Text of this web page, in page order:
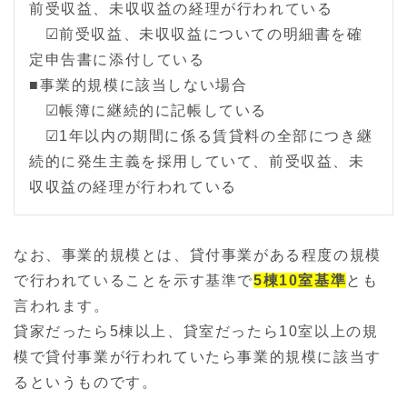
前受収益、未収収益の経理が行われている
☑前受収益、未収収益についての明細書を確
定申告書に添付している
■事業的規模に該当しない場合
☑帳簿に継続的に記帳している
☑1年以内の期間に係る賃貸料の全部につき継
続的に発生主義を採用していて、前受収益、未
収収益の経理が行われている
なお、事業的規模とは、貸付事業がある程度の規模
で行われていることを示す基準で5棟10室基準とも
言われます。
貸家だったら5棟以上、貸室だったら10室以上の規
模で貸付事業が行われていたら事業的規模に該当す
るというものです。